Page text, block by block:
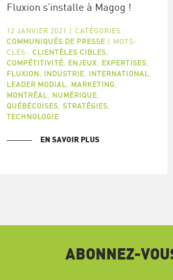
Fluxion s’installe à Magog !
12 JANVIER 2021 | CATÉGORIES :
COMMUNIQUÉS DE PRESSE | MOTS-
CLÉS : CLIENTÈLES CIBLES
COMPÉTITIVITÉ, ENJEUX EXPERTISES
FLUXION
INDUSTRIE, INTERNATIONAL
LEADER MODIAL
MARKETING
MONTRÉAL
NUMÉRIQUE,
QUÉBÉCOISES STRATÉGIES
TECHNOLOGIE
EN SAVOIR PLUS
ABONNEZ-